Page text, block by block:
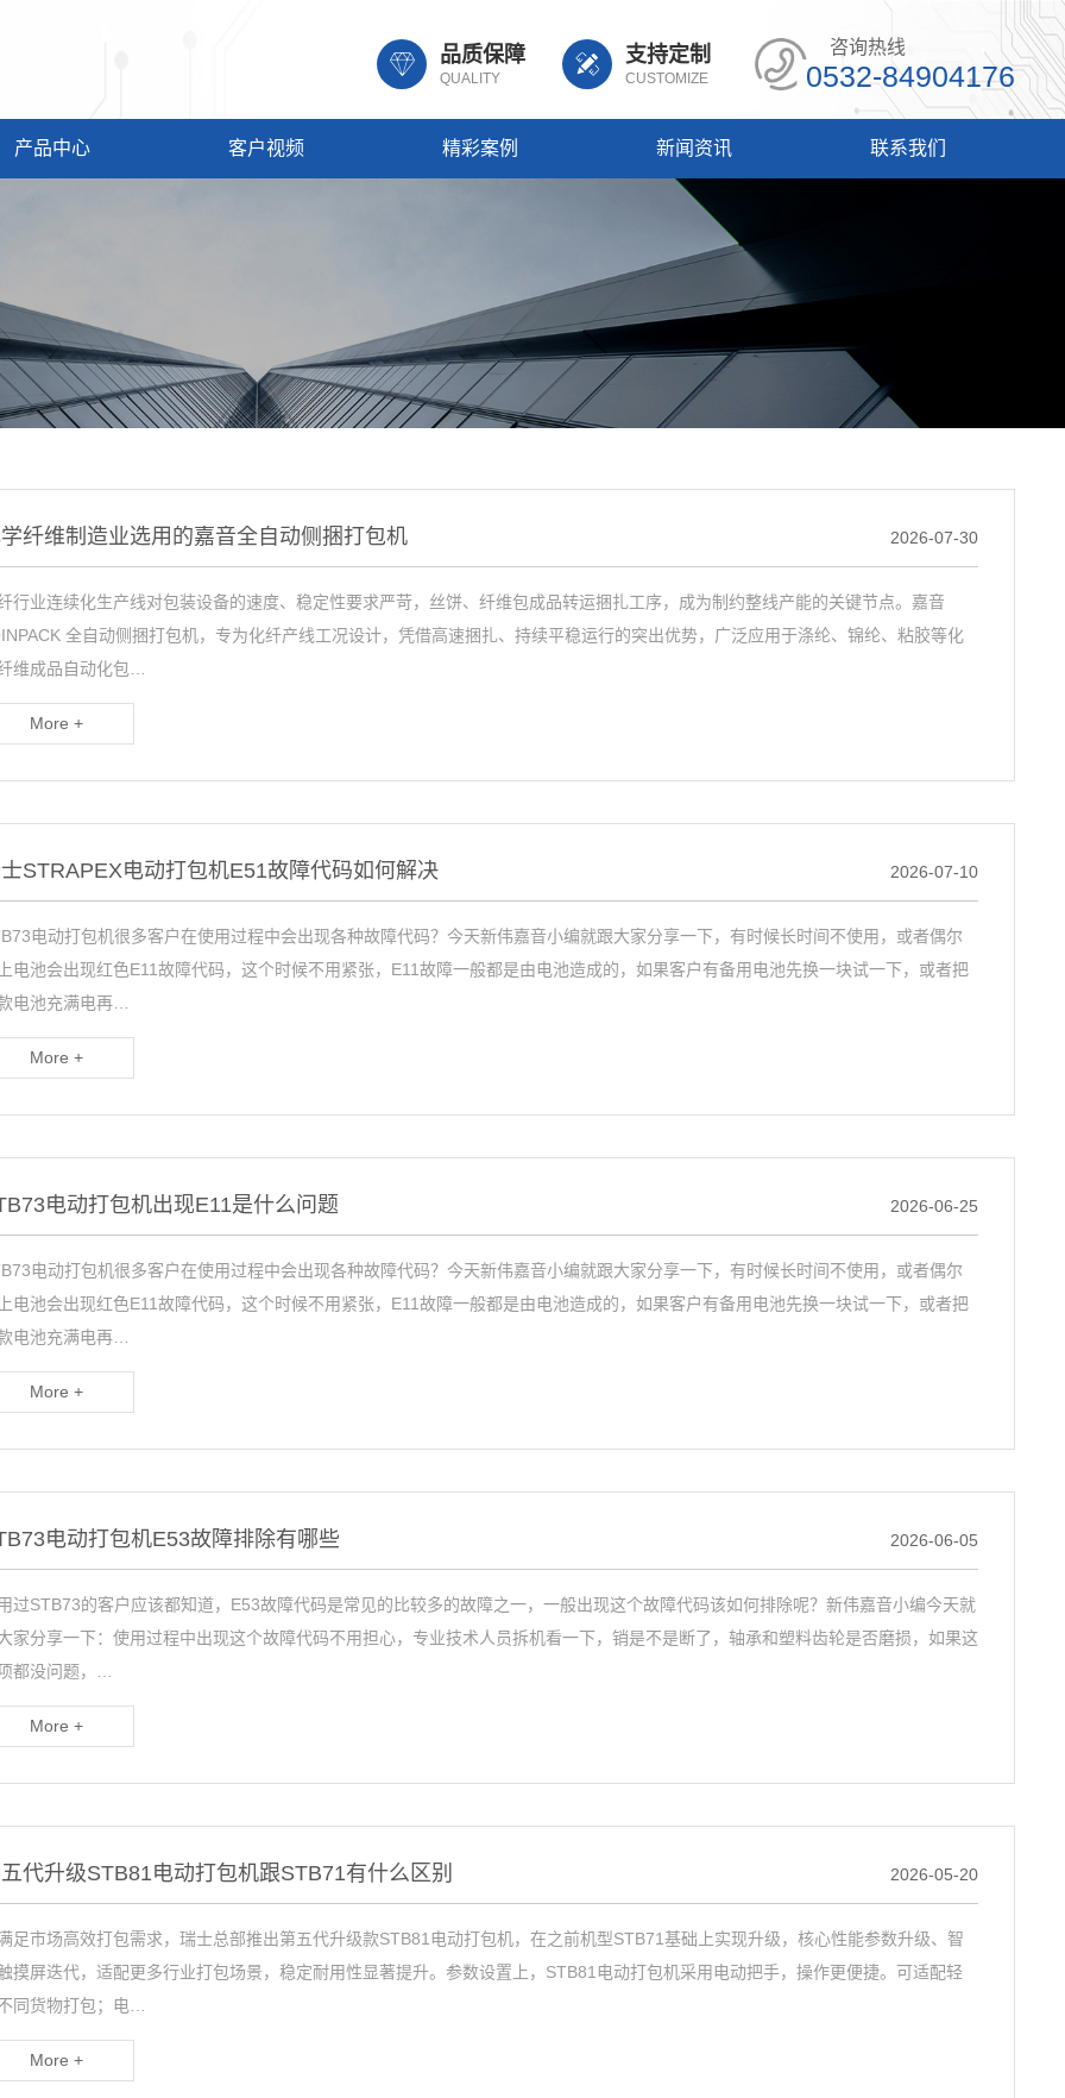
品质保障
QUALITY
支持定制
CUSTOMIZE
咨询热线
0532-84904176
产品中心 客户视频 精彩案例 新闻资讯 联系我们
纤维制造业选用的嘉音全自动侧捆打包机 2026-07-30
行业连续化生产线对包装设备的速度、稳定性要求严苛，丝饼、纤维包成品转运捆扎工序，成为制约整线产能的关键节点。嘉音
全自动侧捆打包机，专为化纤产线工况设计，凭借高速捆扎、持续平稳运行的突出优势，广泛应用于涤纶、锦纶、粘胶等化
维成品自动化包…
More +
STRAPEX电动打包机E51故障代码如何解决 2026-07-10
电动打包机很多客户在使用过程中会出现各种故障代码？今天新伟嘉音小编就跟大家分享一下，有时候长时间不使用，或者偶尔
电池会出现红色E11故障代码，这个时候不用紧张，E11故障一般都是由电池造成的，如果客户有备用电池先换一块试一下，或者把
电池充满电再…
More +
电动打包机出现E11是什么问题 2026-06-25
电动打包机很多客户在使用过程中会出现各种故障代码？今天新伟嘉音小编就跟大家分享一下，有时候长时间不使用，或者偶尔
电池会出现红色E11故障代码，这个时候不用紧张，E11故障一般都是由电池造成的，如果客户有备用电池先换一块试一下，或者把
电池充满电再…
More +
电动打包机E53故障排除有哪些 2026-06-05
过STB73的客户应该都知道，E53故障代码是常见的比较多的故障之一，一般出现这个故障代码该如何排除呢？新伟嘉音小编今天就
家分享一下：使用过程中出现这个故障代码不用担心，专业技术人员拆机看一下，销是不是断了，轴承和塑料齿轮是否磨损，如果这
都没问题，…
More +
代升级STB81电动打包机跟STB71有什么区别 2026-05-20
足市场高效打包需求，瑞士总部推出第五代升级款STB81电动打包机，在之前机型STB71基础上实现升级，核心性能参数升级、智
摸屏迭代，适配更多行业打包场景，稳定耐用性显著提升。参数设置上，STB81电动打包机采用电动把手，操作更便捷。可适配轻
同货物打包；电…
More +